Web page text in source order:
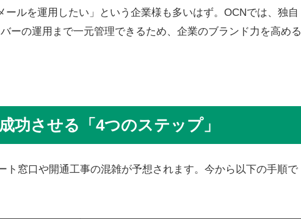
ールを運用したい」という企業様も多いはず。OCNでは、独自
ーの運用まで一元管理できるため、企業のブランド力を高める
功させる「4つのステップ」
ト窓口や開通工事の混雑が予想されます。今から以下の手順で